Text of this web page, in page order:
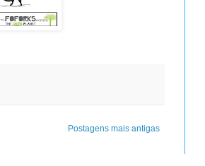
Postagens mais antigas